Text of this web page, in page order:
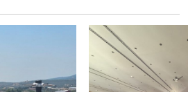
υποβολής εκδήλωσης
φοίτηση σε Προγράμματα Σπουδών,
μας στο Παράρτημα Κύπρου
2026-2027, έως τη Δευτέρα 31